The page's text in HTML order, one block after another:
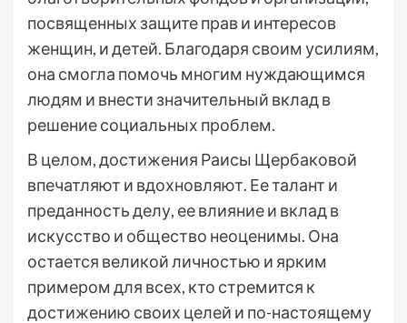
посвященных защите прав и интересов
женщин, и детей. Благодаря своим усилиям,
она смогла помочь многим нуждающимся
людям и внести значительный вклад в
решение социальных проблем.
В целом, достижения Раисы Щербаковой
впечатляют и вдохновляют. Ее талант и
преданность делу, ее влияние и вклад в
искусство и общество неоценимы. Она
остается великой личностью и ярким
примером для всех, кто стремится к
достижению своих целей и по-настоящему